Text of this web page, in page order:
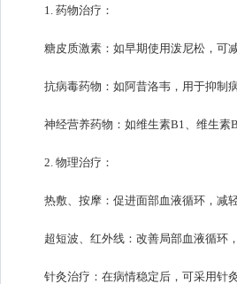
1. 药物治疗：
糖皮质激素：如早期使用泼尼松，可
抗病毒药物：如阿昔洛韦，用于抑制
神经营养药物：如维生素B1、维生素
2. 物理治疗：
热敷、按摩：促进面部血液循环，减
超短波、红外线：改善局部血液循环
针灸治疗：在病情稳定后，可采用针